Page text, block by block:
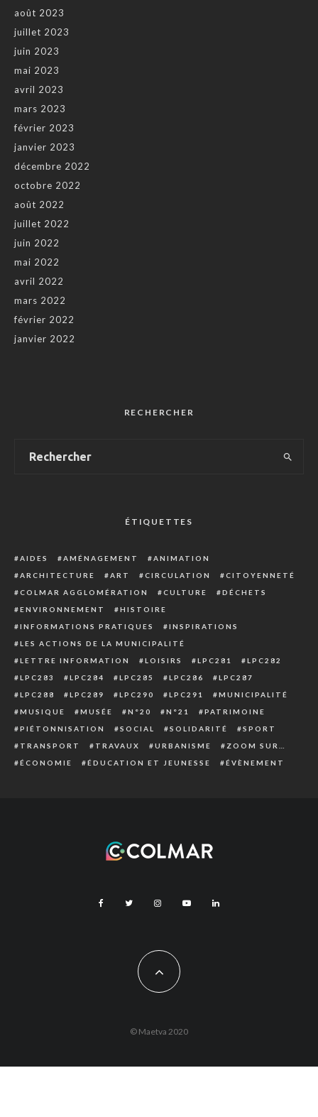
août 2023
juillet 2023
juin 2023
mai 2023
avril 2023
mars 2023
février 2023
janvier 2023
décembre 2022
octobre 2022
août 2022
juillet 2022
juin 2022
mai 2022
avril 2022
mars 2022
février 2022
janvier 2022
RECHERCHER
ÉTIQUETTES
AIDES AMÉNAGEMENT
ANIMATION
ARCHITECTURE
ART CIRCULATION
CITOYENNETÉ
COLMAR AGGLOMÉRATION
CULTURE
DÉCHETS
ENVIRONNEMENT
HISTOIRE
INFORMATIONS PRATIQUES
INSPIRATIONS
LES ACTIONS DE LA MUNICIPALITÉ
LETTRE INFORMATION
LOISIRS LPC281
LPC282
LPC283
LPC284 LPC285 LPC286
LPC287
LPC288
LPC289 LPC290 LPC291
MUNICIPALITÉ
MUSIQUE
MUSÉE N°20 N°21
PATRIMOINE
PIÉTONNISATION
SOCIAL SOLIDARITÉ
SPORT
TRANSPORT
TRAVAUX URBANISME
ZOOM SUR…
ÉCONOMIE
ÉDUCATION ET JEUNESSE ÉVÈNEMENT
© Maetva 2020